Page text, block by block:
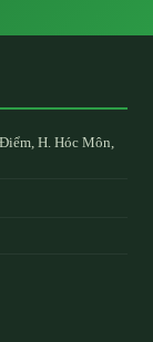
H. Hóc Môn,